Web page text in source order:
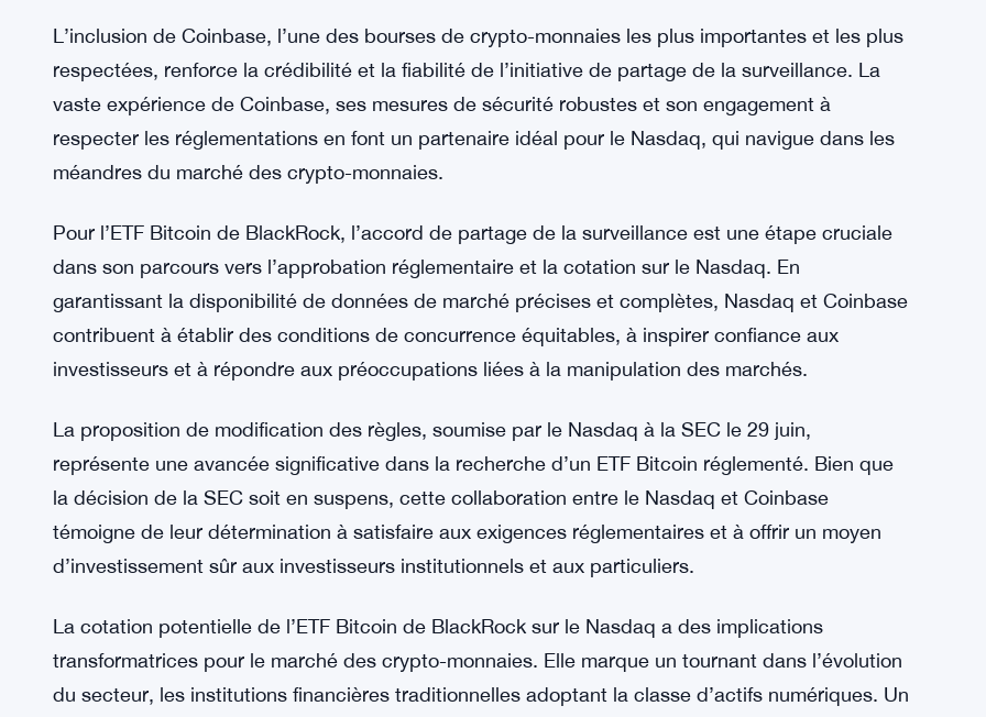
L’inclusion de Coinbase, l’une des bourses de crypto-monnaies les plus importantes et les plus
respectées, renforce la crédibilité et la fiabilité de l’initiative de partage de la surveillance. La
vaste expérience de Coinbase, ses mesures de sécurité robustes et son engagement à
respecter les réglementations en font un partenaire idéal pour le Nasdaq, qui navigue dans les
Pour l’ETF Bitcoin de BlackRock, l’accord de partage de la surveillance est une étape cruciale
dans son parcours vers l’approbation réglementaire et la cotation sur le Nasdaq. En
garantissant la disponibilité de données de marché précises et complètes, Nasdaq et Coinbase
contribuent à établir des conditions de concurrence équitables, à inspirer confiance aux
La proposition de modification des règles, soumise par le Nasdaq à la SEC le 29 juin,
représente une avancée significative dans la recherche d’un ETF Bitcoin réglementé. Bien que